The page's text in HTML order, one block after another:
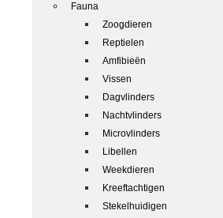
Fauna
Zoogdieren
Reptielen
Amfibieën
Vissen
Dagvlinders
Nachtvlinders
Microvlinders
Libellen
Weekdieren
Kreeftachtigen
Stekelhuidigen